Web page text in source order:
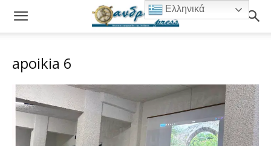
apoikia 6
Ελληνικά